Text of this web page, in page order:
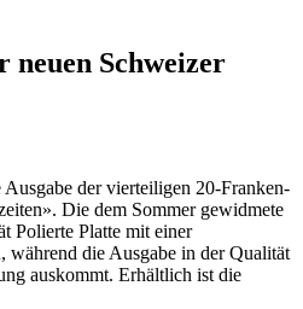
neuen Schweizer
Ausgabe der vierteiligen 20-Franken-
Die dem Sommer gewidmete
Polierte Platte mit einer
während die Ausgabe in der Qualität
auskommt. Erhältlich ist die